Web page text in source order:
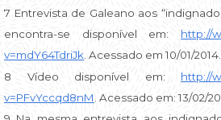
7 Entrevista de Galeano aos
encontra-se disponível em: http://
v=mdY64TdriJk. Acessado em 10/01/2014.
8 Vídeo disponível em: http://
v=PFvYccqd8nM . Acessado em: 13/02/